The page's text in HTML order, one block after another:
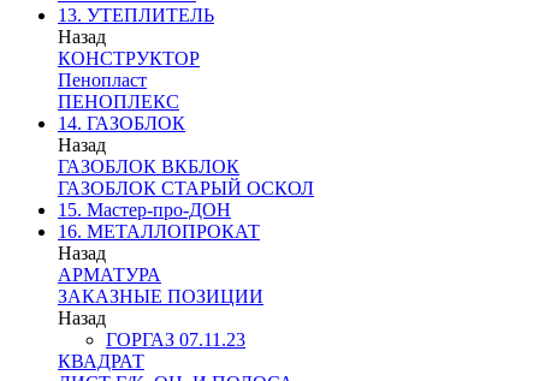
13. УТЕПЛИТЕЛЬ
Назад
КОНСТРУКТОР
Пенопласт
ПЕНОПЛЕКС
14. ГАЗОБЛОК
Назад
ГАЗОБЛОК ВКБЛОК
ГАЗОБЛОК СТАРЫЙ ОСКОЛ
15. Мастер-про-ДОН
16. МЕТАЛЛОПРОКАТ
Назад
АРМАТУРА
ЗАКАЗНЫЕ ПОЗИЦИИ
Назад
ГОРГАЗ 07.11.23
КВАДРАТ